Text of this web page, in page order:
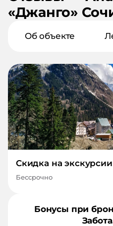
«Джанго»
Об объекте
Скидка на
Бессрочно
Бонусы при